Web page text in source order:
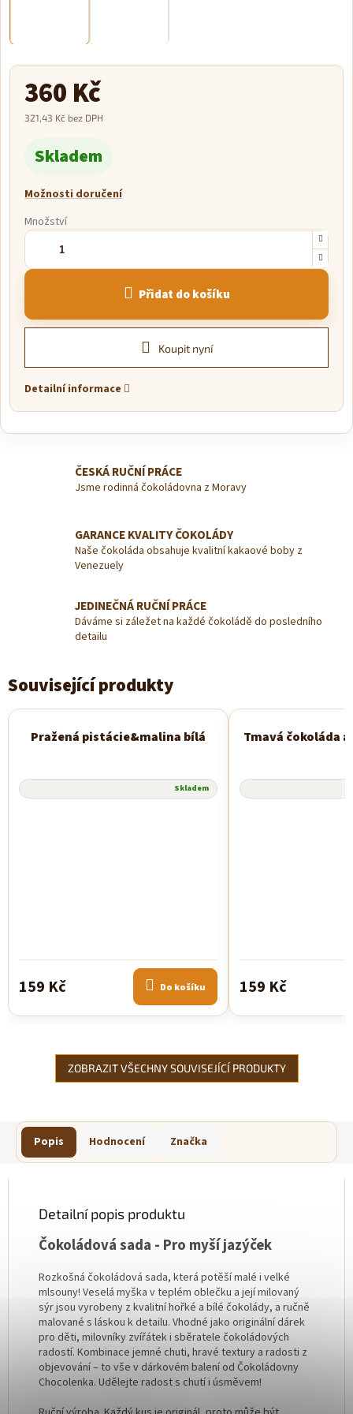
360 Kč
321,43 Kč bez DPH
cena:
Skladem
Možnosti doručení
Množství
Přidat do košíku
Koupit nyní
Detailní informace
ČESKÁ RUČNÍ PRÁCE
Jsme rodinná čokoládovna z Moravy
GARANCE KVALITY ČOKOLÁDY
Naše čokoláda obsahuje kvalitní kakaové boby z
Venezuely
JEDINEČNÁ RUČNÍ PRÁCE
Dáváme si záležet na každé čokoládě do posledního
detailu
Související produkty
Pražená pistácie&malina bílá
Skladem
159 Kč Do košíku
Tmavá čokoláda
159 Kč
ZOBRAZIT VŠECHNY SOUVISEJÍCÍ PRODUKTY
Popis Hodnocení Značka
Detailní popis produktu
Čokoládová sada - Pro myší jazýček
Rozkošná čokoládová sada, která potěší malé i velké
mlsouny! Veselá myška v teplém oblečku a její milovaný
sýr jsou vyrobeny z kvalitní hořké a bílé čokolády, a ručně
malované s láskou k detailu. Vhodné jako originální dárek
pro děti, milovníky zvířátek i sběratele čokoládových
radostí. Kombinace jemné chuti, hravé textury a radosti z
objevování – to vše v dárkovém balení od Čokoládovny
Chocolenka. Udělejte radost s chutí i úsměvem!